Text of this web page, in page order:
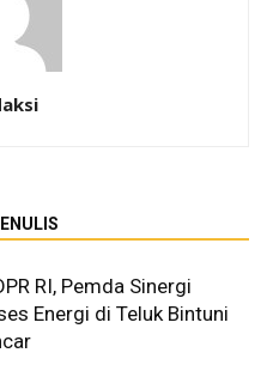
RI, Pemda Sinergi
Energi di Teluk Bintuni